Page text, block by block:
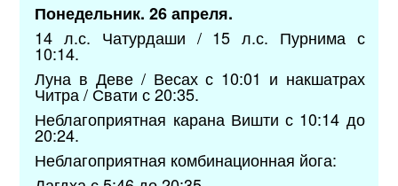
Понедельник. 26 апреля.
14 л.с. Чатурдаши / 15 л.с. Пурнима с
10:14.
Луна в Деве / Весах с 10:01 и накшатрах
Читра / Свати с 20:35.
Неблагоприятная карана Вишти с 10:14 до
20:24.
Неблагоприятная комбинационная йога: